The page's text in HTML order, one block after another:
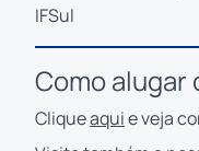
IFSul
Como alugar
Cliqueaquie veja